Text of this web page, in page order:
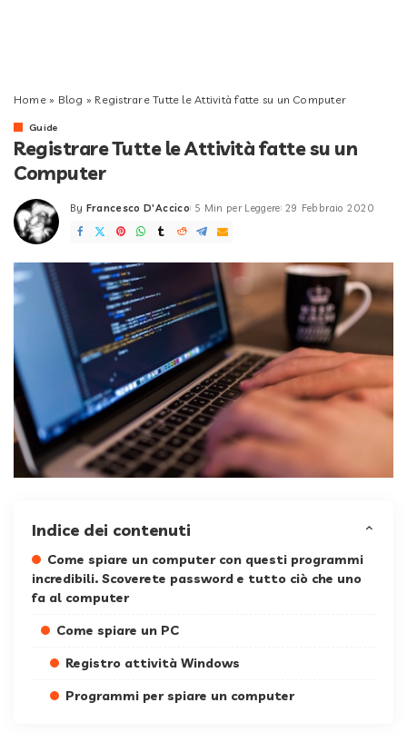
Home» Blog » Registrare Tutte le Attività fatte su un Computer
Guide
Registrare Tutte le Attività fatte su un
Computer
Posted
by
By Francesco D'Accico 5 Min per Leggere 29 Febbraio 2020
Indice dei contenuti
Come spiare un computer con questi programmi
incredibili. Scoverete password e tutto ciò che uno
fa al computer
Come spiare un PC
Registro attività Windows
Programmi per spiare un computer